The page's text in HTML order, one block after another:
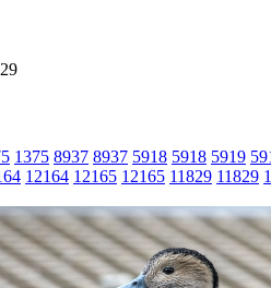
1375 8937 8937 5918 5918 5919
12164 12165 12165 11829 11829